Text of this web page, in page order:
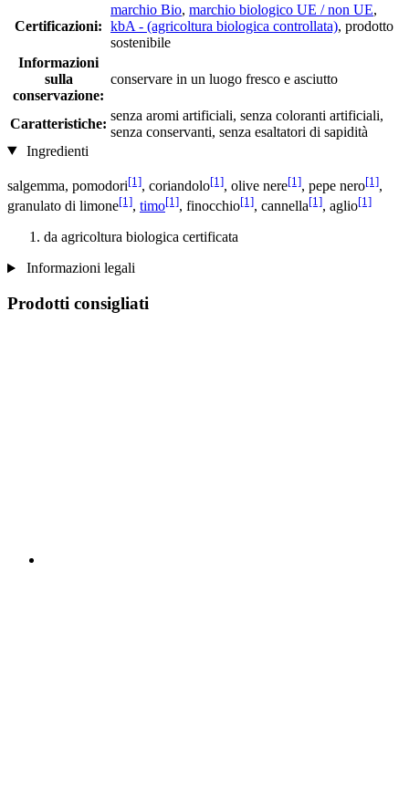
Certificazioni:
marchio Bio, marchio biologico UE / non UE,
kbA - (agricoltura biologica controllata), prodotto
sostenibile
Informazioni
sulla
conservazione:
conservare in un luogo fresco e asciutto
Caratteristiche:
senza aromi artificiali, senza coloranti artificiali,
senza conservanti, senza esaltatori di sapidità
Ingredienti
salgemma, pomodori[1], coriandolo[1], olive nere[1], pepe nero[1],
granulato di limone[1], timo[1], finocchio[1], cannella[1], aglio[1]
da agricoltura biologica certificata
Informazioni legali
Prodotti consigliati